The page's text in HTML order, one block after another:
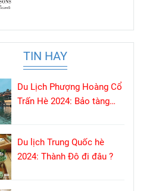
TIN HAY
Du Lịch Phượng Hoàng Cổ
Trấn Hè 2024: Bảo tàng
Du lịch Trung Quốc hè
2024: Thành Đô đi đâu ?